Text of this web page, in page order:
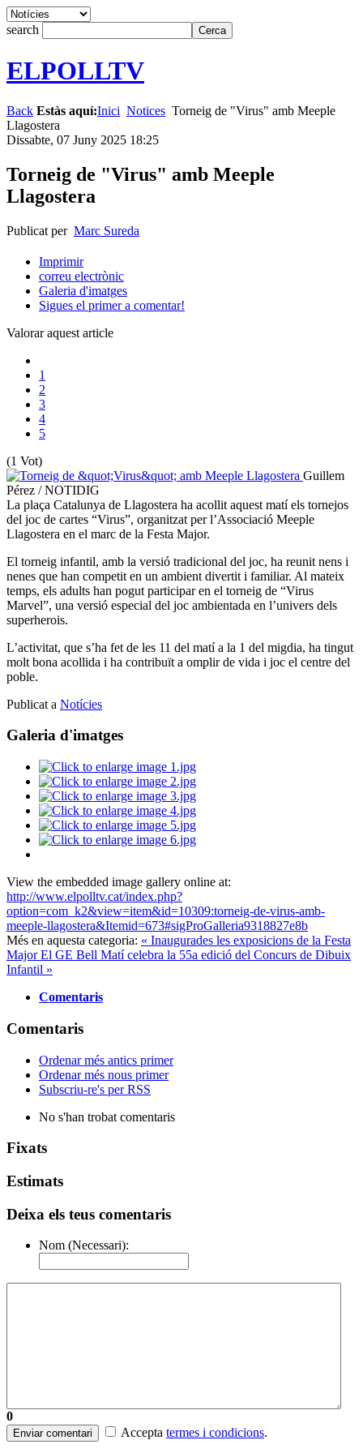
search
ELPOLLTV
Back Estàs aquí:Inici Notices Torneig de "Virus" amb Meeple
Llagostera
Dissabte, 07 Juny 2025 18:25
Torneig de "Virus" amb Meeple
Llagostera
Publicat per Marc Sureda
Imprimir
correu electrònic
Galeria d'imatges
Sigues el primer a comentar!
Valorar aquest article
1
2
3
4
5
(1 Vot)
Guillem
Pérez / NOTIDIG
La plaça Catalunya de Llagostera ha acollit aquest matí els tornejos
del joc de cartes “Virus”, organitzat per l’Associació Meeple
Llagostera en el marc de la Festa Major.
El torneig infantil, amb la versió tradicional del joc, ha reunit nens i
nenes que han competit en un ambient divertit i familiar. Al mateix
temps, els adults han pogut participar en el torneig de “Virus
Marvel”, una versió especial del joc ambientada en l’univers dels
superherois.
L’activitat, que s’ha fet de les 11 del matí a la 1 del migdia, ha tingut
molt bona acollida i ha contribuït a omplir de vida i joc el centre del
poble.
Publicat a Notícies
Galeria d'imatges
View the embedded image gallery online at:
http://www.elpolltv.cat/index.php?
option=com_k2&view=item&id=10309:torneig-de-virus-amb-
meeple-llagostera&Itemid=673#sigProGalleria9318827e8b
Més en aquesta categoria: « Inaugurades les exposicions de la Festa
MajorEl GE Bell Matí celebra la 55a edició del Concurs de Dibuix
Infantil »
Comentaris
Comentaris
Ordenar més antics primer
Ordenar més nous primer
Subscriu-re's per RSS
No s'han trobat comentaris
Fixats
Estimats
Deixa els teus comentaris
Nom (Necessari):
0
Enviar comentari Accepta termes i condicions.